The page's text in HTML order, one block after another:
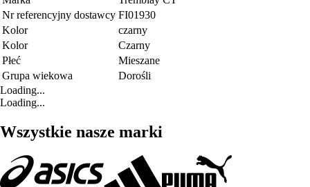
Nr referencyjny dostawcy FI01930
Kolor
czarny
Kolor
Czarny
Płeć
Mieszane
Grupa wiekowa
Dorośli
Loading...
Loading...
Wszystkie nasze marki